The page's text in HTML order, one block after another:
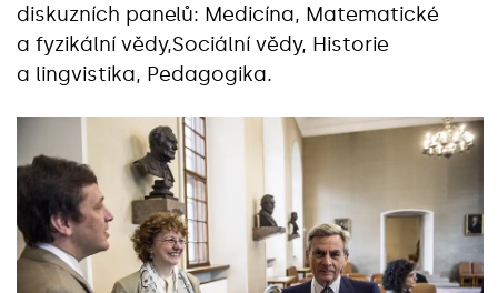
diskuzních panelů: Medicína, Matematické
a fyzikální vědy,Sociální vědy, Historie
a lingvistika, Pedagogika.